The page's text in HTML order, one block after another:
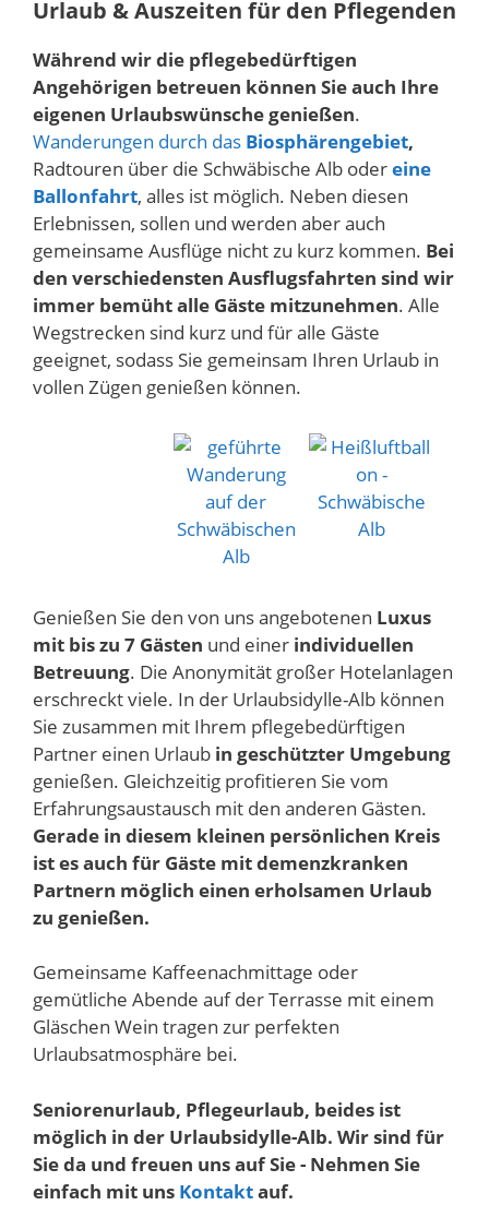
Urlaub & Auszeiten für den Pflegenden
Während wir die pflegebedürftigen
Angehörigen betreuen können Sie auch Ihre
eigenen Urlaubswünsche genießen.
Wanderungen durch das Biosphärengebiet,
Radtouren über die Schwäbische Alb odereine
Ballonfahrt, alles ist möglich. Neben diesen
Erlebnissen, sollen und werden aber auch
gemeinsame Ausflüge nicht zu kurz kommen. Bei
den verschiedensten Ausflugsfahrten sind wir
immer bemüht alle Gäste mitzunehmen. Alle
Wegstrecken sind kurz und für alle Gäste
geeignet, sodass Sie gemeinsam Ihren Urlaub in
vollen Zügen genießen können.
Genießen Sie den von uns angebotenen Luxus
mit bis zu 7 Gästen und einer individuellen
Betreuung. Die Anonymität großer Hotelanlagen
erschreckt viele. In der Urlaubsidylle-Alb können
Sie zusammen mit Ihrem pflegebedürftigen
Partner einen Urlaub in geschützter Umgebung
genießen. Gleichzeitig profitieren Sie vom
Erfahrungsaustausch mit den anderen Gästen.
Gerade in diesem kleinen persönlichen Kreis
ist es auch für Gäste mit demenzkranken
Partnern möglich einen erholsamen Urlaub
zu genießen.
Gemeinsame Kaffeenachmittage oder
gemütliche Abende auf der Terrasse mit einem
Gläschen Wein tragen zur perfekten
Urlaubsatmosphäre bei.
Seniorenurlaub, Pflegeurlaub, beides ist
möglich in der Urlaubsidylle-Alb. Wir sind für
Sie da und freuen uns auf Sie - Nehmen Sie
einfach mit uns Kontaktauf.